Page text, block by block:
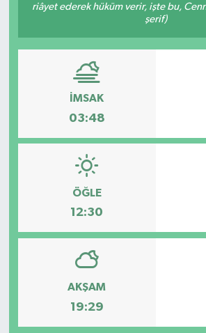
riâyet ederek hüküm verir, işte bu,
şerif)
İMSAK
03:48
ÖĞLE
12:30
AKŞAM
19:29